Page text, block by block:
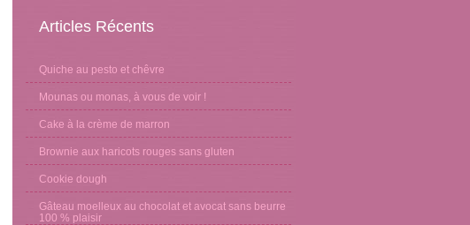
Articles Récents
Quiche au pesto et chêvre
Mounas ou monas, à vous de voir !
Cake à la crème de marron
Brownie aux haricots rouges sans gluten
Cookie dough
Gâteau moelleux au chocolat et avocat sans beurre
100 % plaisir